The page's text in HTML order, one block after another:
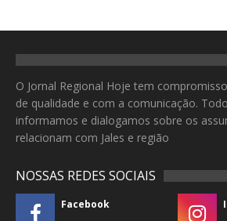
O Jornal Regional Hoje tem
de qualidade e com a comunicação.
informamos e dialogamos sobre os
relacionam com Jales e região
NOSSAS REDES SOCIAIS
Facebook